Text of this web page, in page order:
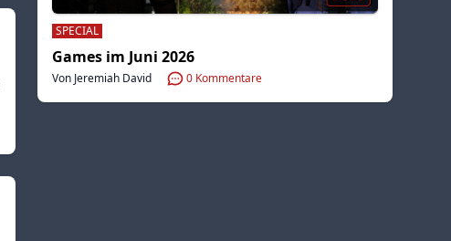
SPECIAL
Games im Juni 2026
Von Jeremiah David 0 Kommentare